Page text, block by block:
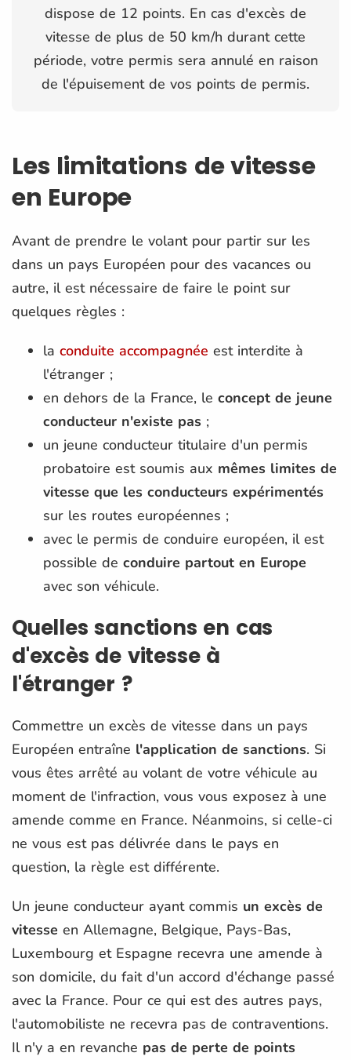
dispose de 12 points. En cas d'excès de
vitesse de plus de 50 km/h durant cette
période, votre permis sera annulé en raison
de l'épuisement de vos points de permis.
Les limitations de vitesse
en Europe
Avant de prendre le volant pour partir sur les
dans un pays Européen pour des vacances ou
autre, il est nécessaire de faire le point sur
quelques règles :
la conduite accompagnée est interdite à
l'étranger ;
en dehors de la France, le concept de jeune
conducteur n'existe pas ;
un jeune conducteur titulaire d'un permis
probatoire est soumis aux mêmes limites de
vitesse que les conducteurs expérimentés
sur les routes européennes ;
avec le permis de conduire européen, il est
possible de conduire partout en Europe
avec son véhicule.
Quelles sanctions en cas
d'excès de vitesse à
l'étranger ?
Commettre un excès de vitesse dans un pays
Européen entraîne l'application de sanctions. Si
vous êtes arrêté au volant de votre véhicule au
moment de l'infraction, vous vous exposez à une
amende comme en France. Néanmoins, si celle-ci
ne vous est pas délivrée dans le pays en
question, la règle est différente.
Un jeune conducteur ayant commis un excès de
vitesse en Allemagne, Belgique, Pays-Bas,
Luxembourg et Espagne recevra une amende à
son domicile, du fait d'un accord d'échange passé
avec la France. Pour ce qui est des autres pays,
l'automobiliste ne recevra pas de contraventions.
Il n'y a en revanche pas de perte de points